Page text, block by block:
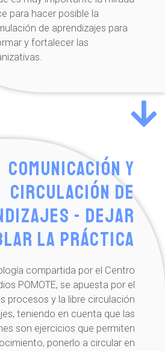
para hacer posible la
de aprendizajes para
y fortalecer las
Comunicación y
circulación de
- Dejar
la práctica
compartida por el Centro
POMOTE, se apuesta por el
procesos y la libre circulación
teniendo en cuenta que las
son ejercicios que permiten
ponerlo a circular en